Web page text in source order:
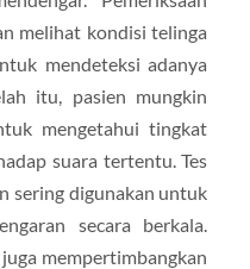
melihat kondisi telinga
mendeteksi adanya
itu, pasien mungkin
mengetahui tingkat
suara tertentu. Tes
sering digunakan untuk
secara berkala.
mempertimbangkan